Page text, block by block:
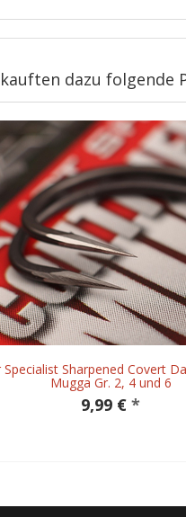
dazu folgende
Specialist Sharpened Covert
Mugga Gr. 2, 4 und 6
9,99 € *